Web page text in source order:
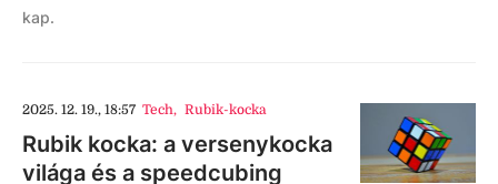
kap.
2025. 12. 19., 18:57 Tech, Rubik-kocka
Rubik kocka: a versenykocka
világa és a speedcubing